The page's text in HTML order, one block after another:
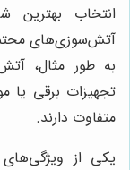
انتخاب بهترین
آتش‌سوزی‌های
به طور مثال،
تجهیزات برقی یا
متفاوت دارند.
یکی از